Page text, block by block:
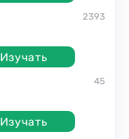
Изучать
2393
Изучать
45